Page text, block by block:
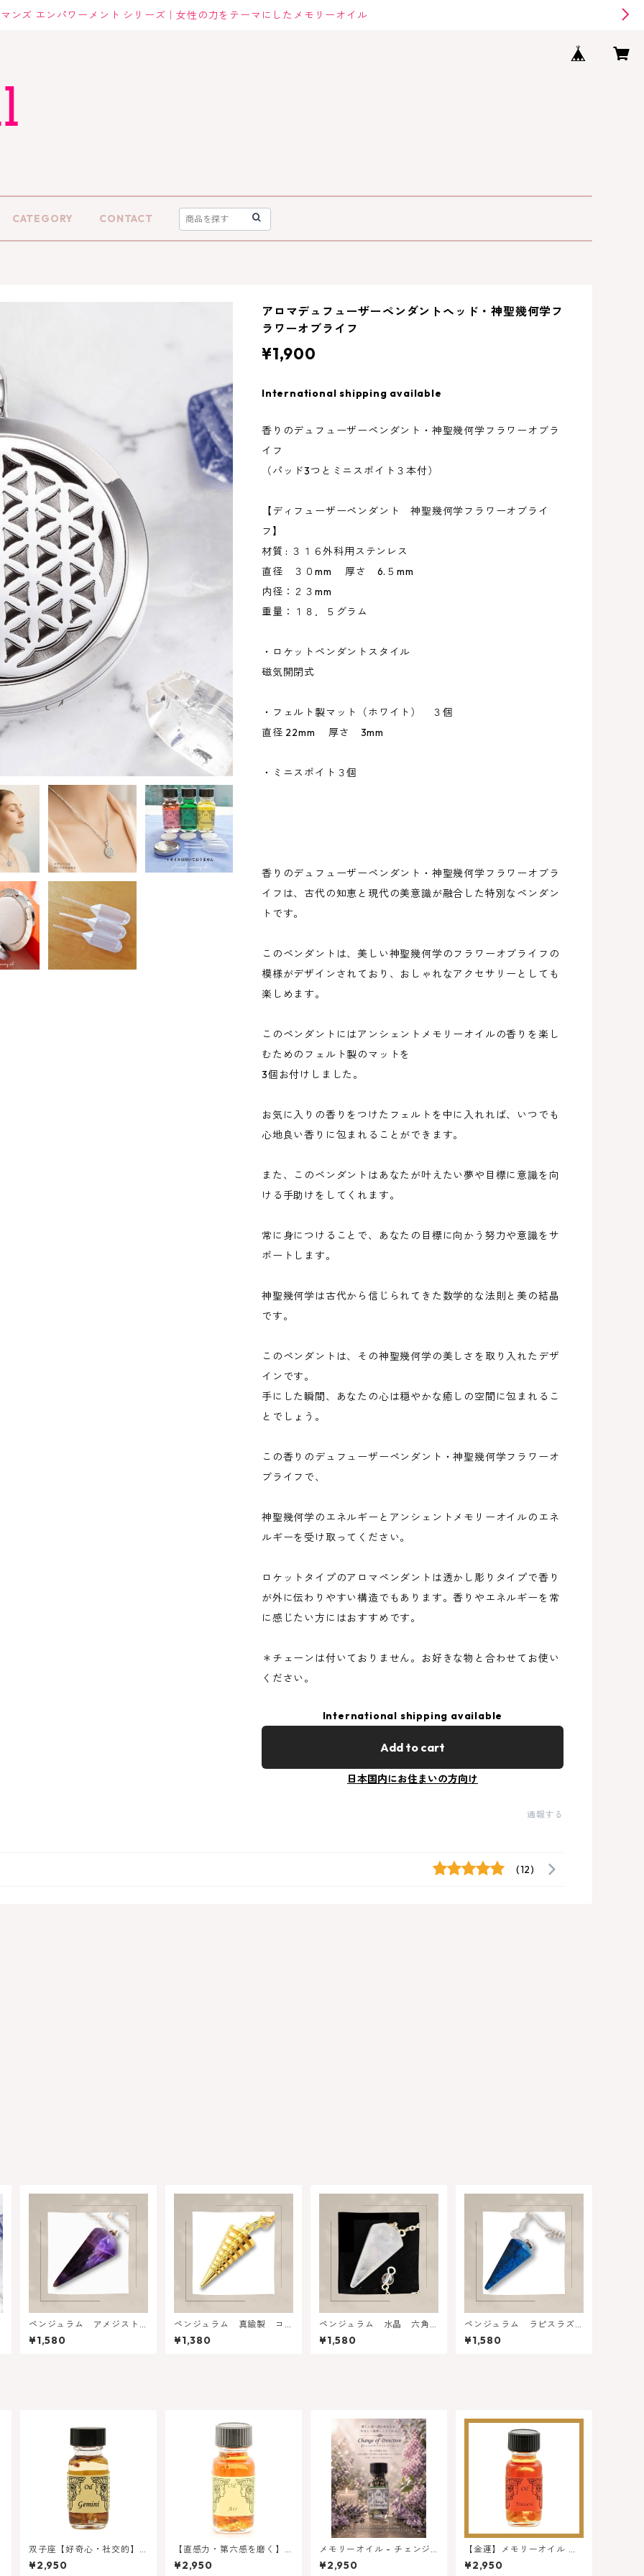
ンズ エンパワーメント シリーズ｜女性の力をテーマにしたメモリーオイル
CATEGORY CONTACT
アロマデュフューザーペンダントヘッド・神聖幾何学フ
ラワーオブライフ
¥1,900
International shipping available
香りのデュフューザーペンダント・神聖幾何学フラワーオブラ
イフ
（パッド3つとミニスポイト３本付）
【ディフューザーペンダント 神聖幾何学フラワーオブライ
フ】
材質 : ３１６外科用ステンレス
直径 ３０mm 厚さ 6.５mm
内径：２３mm
重量：１８．５グラム
・ロケットペンダントスタイル
磁気開閉式
・フェルト製マット（ホワイト） ３個
直径 22mm 厚さ 3mm
・ミニスポイト３個
香りのデュフューザーペンダント・神聖幾何学フラワーオブラ
イフは、古代の知恵と現代の美意識が融合した特別なペンダン
トです。
このペンダントは、美しい神聖幾何学のフラワーオブライフの
模様がデザインされており、おしゃれなアクセサリーとしても
楽しめます。
このペンダントにはアンシェントメモリーオイルの香りを楽し
むためのフェルト製のマットを
3個お付けしました。
お気に入りの香りをつけたフェルトを中に入れれば、いつでも
心地良い香りに包まれることができます。
また、このペンダントはあなたが叶えたい夢や目標に意識を向
ける手助けをしてくれます。
常に身につけることで、あなたの目標に向かう努力や意識をサ
ポートします。
神聖幾何学は古代から信じられてきた数学的な法則と美の結晶
です。
このペンダントは、その神聖幾何学の美しさを取り入れたデザ
インです。
手にした瞬間、あなたの心は穏やかな癒しの空間に包まれるこ
とでしょう。
この香りのデュフューザーペンダント・神聖幾何学フラワーオ
ブライフで、
神聖幾何学のエネルギーとアンシェントメモリーオイルのエネ
ルギーを受け取ってください。
ロケットタイプのアロマペンダントは透かし彫りタイプで香り
が外に伝わりやすい構造でもあります。香りやエネルギーを常
に感じたい方にはおすすめです。
＊チェーンは付いておりません。お好きな物と合わせてお使い
ください。
International shipping available
Add to cart
日本国内にお住まいの方向け
通報する
(12)
ペンジュラム アメジスト
六角形
¥1,580
ペンジュラム 真鍮製 コ
イル型
¥1,380
ペンジュラム 水晶 六角
形・六面カット
¥1,580
ペンジュラム ラピスラズ
リ 六角形・六面カット
¥1,580
双子座【好奇心・社交的】
自分の長所を引き出してく
れる★1２星座オイル
¥2,950
【直感力・第六感を磨く】
風 エアー ☆4元素オイ
ル
¥2,950
メモリーオイル - チェンジ
オブディレクション (方向転
換)
¥2,950
【金運】メモリーオイル サ
クセス ( 成功 ) ★ロングセラ
ー大人気オイル
¥2,950